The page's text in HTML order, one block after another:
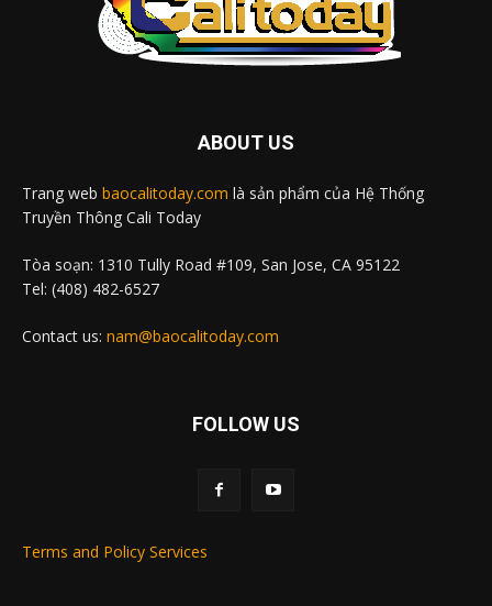
ABOUT US
Trang web baocalitoday.com là sản phẩm của Hệ Thống
Truyền Thông Cali Today
Tòa soạn: 1310 Tully Road #109, San Jose, CA 95122
Tel: (408) 482-6527
Contact us: nam@baocalitoday.com
FOLLOW US
Terms and Policy Services